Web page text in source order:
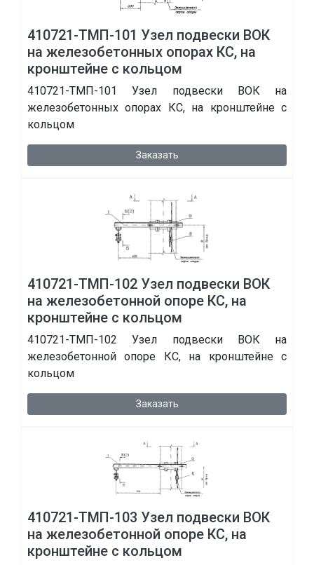
410721-ТМП-101 Узел подвески ВОК
на железобетонных опорах КС, на
кронштейне с кольцом
410721-ТМП-101 Узел подвески ВОК на
железобетонных опорах КС, на кронштейне с
кольцом
Заказать
410721-ТМП-102 Узел подвески ВОК
на железобетонной опоре КС, на
кронштейне с кольцом
410721-ТМП-102 Узел подвески ВОК на
железобетонной опоре КС, на кронштейне с
кольцом
Заказать
410721-ТМП-103 Узел подвески ВОК
на железобетонной опоре КС, на
кронштейне с кольцом